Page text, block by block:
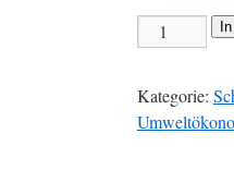
Kategorie: